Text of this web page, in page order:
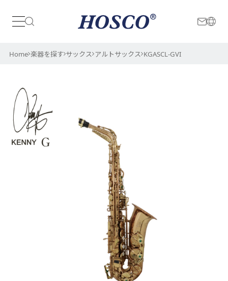
日本 International
Home 楽器を探す サックス アルトサックス KGASCL-GVI